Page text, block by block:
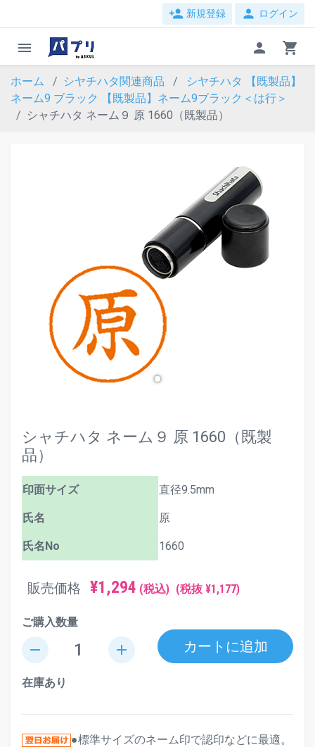
person_add 新規登録 person ログイン
menu person shopping_cart
ホーム シヤチハタ関連商品
シヤチハタ 【既製品】
ネーム9 ブラック
【既製品】ネーム9ブラック＜は行＞
シャチハタ ネーム９ 原 1660（既製品）
シャチハタ ネーム９ 原 1660（既製
品）
印面サイズ 直径9.5mm
氏名 原
氏名No 1660
販売価格 ¥1,294 (税込) (税抜 ¥1,177)
ご購入数量
remove add カートに追加
在庫あり
●標準サイズのネーム印で認印などに最適。